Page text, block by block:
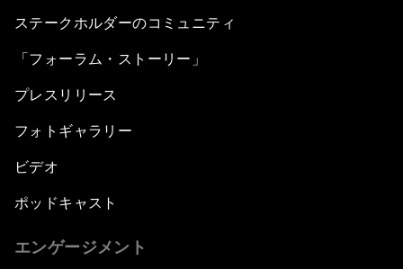
ステークホルダーのコミュニティ
「フォーラム・ストーリー」
プレスリリース
フォトギャラリー
ビデオ
ポッドキャスト
エンゲージメント